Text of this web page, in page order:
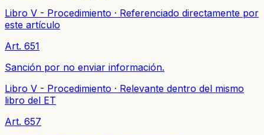
Libro V - Procedimiento · Referenciado directamente por
este artículo
Art. 651
Sanción por no enviar información.
Libro V - Procedimiento · Relevante dentro del mismo
libro del ET
Art. 657